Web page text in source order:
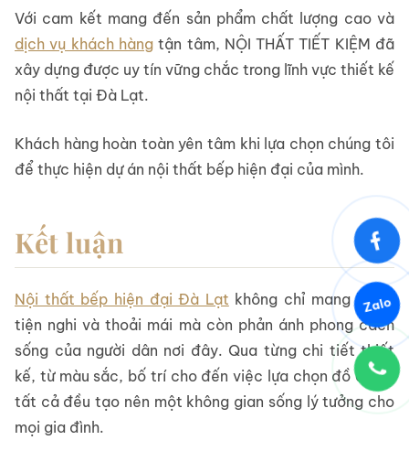
Với cam kết mang đến sản phẩm chất lượng cao và
dịch vụ khách hàngtận tâm, NỘI THẤT TIẾT KIỆM đã
xây dựng được uy tín vững chắc trong lĩnh vực thiết kế
nội thất tại Đà Lạt.
Khách hàng hoàn toàn yên tâm khi lựa chọn chúng tôi
để thực hiện dự án nội thất bếp hiện đại của mình.
Kết luận
Nội thất bếp hiện đại Đà Lạt không chỉ mang lại sự
tiện nghi và thoải mái mà còn phản ánh phong cách
sống của người dân nơi đây. Qua từng chi tiết thiết
kế, từ màu sắc, bố trí cho đến việc lựa chọn đồ dùng,
tất cả đều tạo nên một không gian sống lý tưởng cho
mọi gia đình.
Zalo